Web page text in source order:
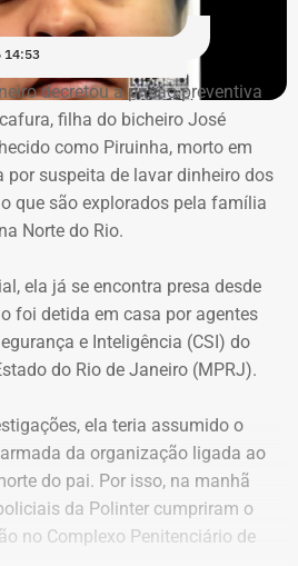
no Centro Metropolitano. A
Prefeitura do Rio no fim do
investimento de quase R$ 35
do Rio.
14:53
decretou a prisão preventiva
filha do bicheiro José
como Piruinha, morto em
por suspeita de lavar dinheiro dos
que são explorados pela família
Norte do Rio.
ela já se encontra presa desde
foi detida em casa por agentes
e Inteligência (CSI) do
do Rio de Janeiro (MPRJ).
ela teria assumido o
da organização ligada ao
do pai. Por isso, na manhã
da Polinter cumpriram o
no Complexo Penitenciário de